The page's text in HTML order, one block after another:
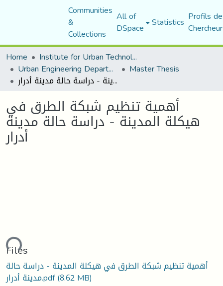
Communities
&
Collections
All of
DSpace Statistics Profils
Home
Institute for Urban Technology Management
Urban Engineering Department Master Thesis
أهمية تنظيم شبكة الطرق في هيكلة المدينة - دراسة حالة مدينة أدرار
أهمية تنظيم شبكة الطرق في
هيكلة المدينة - دراسة حالة مدينة
أدرار
Files
أهمية تنظيم شبكة الطرق في هيكلة المدينة - دراسة حالة
مدينة أدرار.pdf(8.62 MB)